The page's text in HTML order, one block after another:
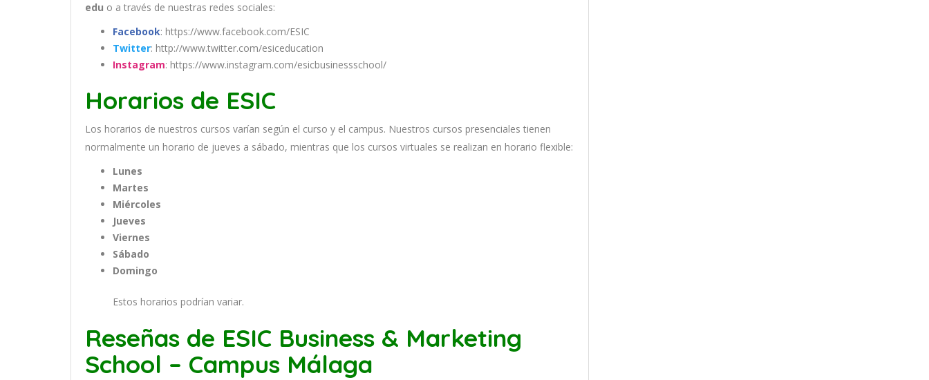
edu o a través de nuestras redes sociales:
Facebook: https://www.facebook.com/ESIC
Twitter: http://www.twitter.com/esiceducation
Instagram: https://www.instagram.com/esicbusinessschool/
Horarios de ESIC
Los horarios de nuestros cursos varían según el curso y el campus. Nuestros cursos presenciales tienen
normalmente un horario de jueves a sábado, mientras que los cursos virtuales se realizan en horario flexible:
Lunes
Martes
Miércoles
Jueves
Viernes
Sábado
Domingo
Estos horarios podrían variar.
Reseñas de ESIC Business & Marketing
School – Campus Málaga